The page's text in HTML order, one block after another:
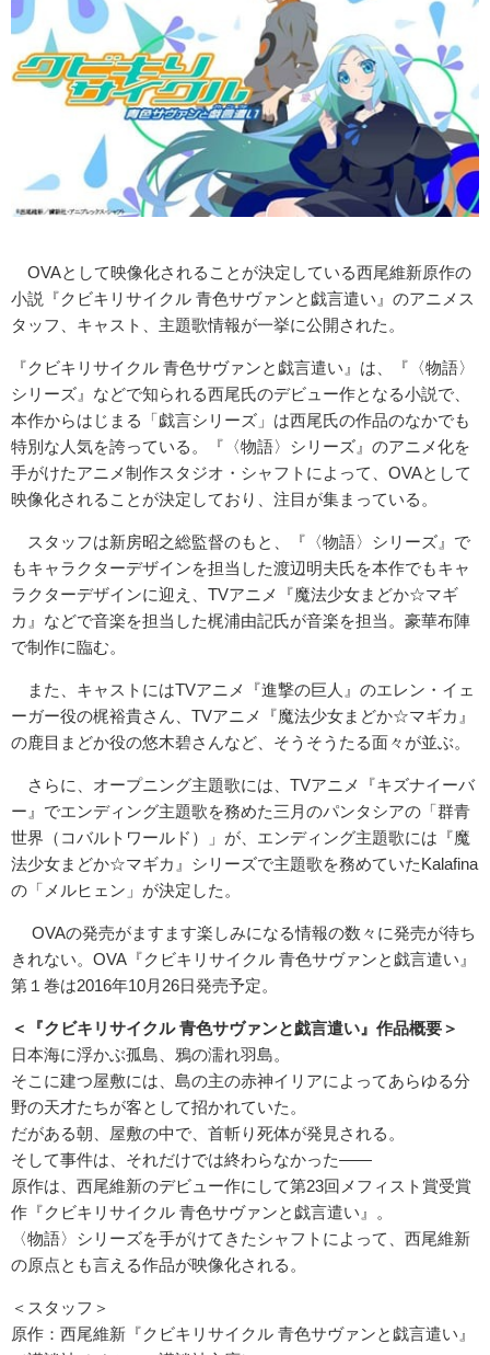
OVAとして映像化されることが決定している西尾維新原作の
小説『クビキリサイクル 青色サヴァンと戯言遣い』のアニメス
タッフ、キャスト、主題歌情報が一挙に公開された。
『クビキリサイクル 青色サヴァンと戯言遣い』は、『〈物語〉
シリーズ』などで知られる西尾氏のデビュー作となる小説で、
本作からはじまる「戯言シリーズ」は西尾氏の作品のなかでも
特別な人気を誇っている。『〈物語〉シリーズ』のアニメ化を
手がけたアニメ制作スタジオ・シャフトによって、OVAとして
映像化されることが決定しており、注目が集まっている。
スタッフは新房昭之総監督のもと、『〈物語〉シリーズ』で
もキャラクターデザインを担当した渡辺明夫氏を本作でもキャ
ラクターデザインに迎え、TVアニメ『魔法少女まどか☆マギ
カ』などで音楽を担当した梶浦由記氏が音楽を担当。豪華布陣
で制作に臨む。
また、キャストにはTVアニメ『進撃の巨人』のエレン・イェ
ーガー役の梶裕貴さん、TVアニメ『魔法少女まどか☆マギカ』
の鹿目まどか役の悠木碧さんなど、そうそうたる面々が並ぶ。
さらに、オープニング主題歌には、TVアニメ『キズナイーバ
ー』でエンディング主題歌を務めた三月のパンタシアの「群青
世界（コバルトワールド）」が、エンディング主題歌には『魔
法少女まどか☆マギカ』シリーズで主題歌を務めていたKalafina
の「メルヒェン」が決定した。
OVAの発売がますます楽しみになる情報の数々に発売が待ち
きれない。OVA『クビキリサイクル 青色サヴァンと戯言遣い』
第１巻は2016年10月26日発売予定。
＜『クビキリサイクル 青色サヴァンと戯言遣い』作品概要＞
日本海に浮かぶ孤島、鴉の濡れ羽島。
そこに建つ屋敷には、島の主の赤神イリアによってあらゆる分
野の天才たちが客として招かれていた。
だがある朝、屋敷の中で、首斬り死体が発見される。
そして事件は、それだけでは終わらなかった――
原作は、西尾維新のデビュー作にして第23回メフィスト賞受賞
作『クビキリサイクル 青色サヴァンと戯言遣い』。
〈物語〉シリーズを手がけてきたシャフトによって、西尾維新
の原点とも言える作品が映像化される。
＜スタッフ＞
原作：西尾維新『クビキリサイクル 青色サヴァンと戯言遣い』